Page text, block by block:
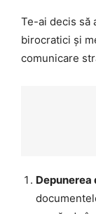
Te-ai decis să
birocratici și
comunicare
Depunerea